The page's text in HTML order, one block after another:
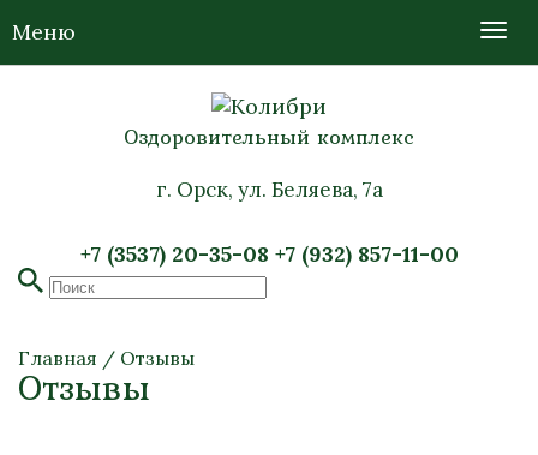
Оздоровительный комплекс
г. Орск, ул. Беляева, 7а
+7 (3537) 20-35-08 +7 (932) 857-11-00
Меню
Главная / Отзывы
Отзывы